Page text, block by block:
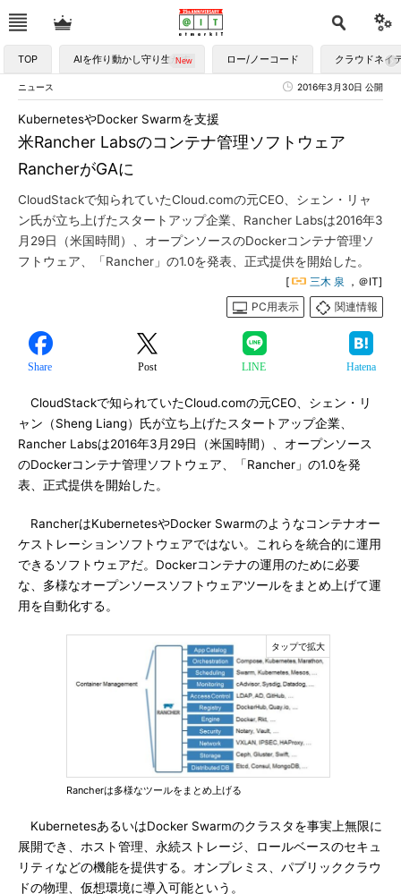
TOP AIを作り動かし守り生かす ロー/ノーコード クラウドネイ
ニュース 2016年3月30日 公開
米Rancher Labsのコンテナ管理ソフトウェア
RancherがGAに
KubernetesやDocker Swarmを支援
CloudStackで知られていたCloud.comの元CEO、シェン・リャ
ン氏が立ち上げたスタートアップ企業、Rancher Labsは2016年3
月29日（米国時間）、オープンソースのDockerコンテナ管理ソ
フトウェア、「Rancher」の1.0を発表、正式提供を開始した。
[ 三木 泉 ，＠IT]
PC用表示
関連情報
Share Post LINE Hatena
CloudStackで知られていたCloud.comの元CEO、シェン・リ
ャン（Sheng Liang）氏が立ち上げたスタートアップ企業、
Rancher Labsは2016年3月29日（米国時間）、オープンソース
のDockerコンテナ管理ソフトウェア、「Rancher」の1.0を発
表、正式提供を開始した。
RancherはKubernetesやDocker Swarmのようなコンテナオー
ケストレーションソフトウェアではない。これらを統合的に運用
できるソフトウェアだ。Dockerコンテナの運用のために必要
な、多様なオープンソースソフトウェアツールをまとめ上げて運
用を自動化する。
Rancherは多様なツールをまとめ上げる
KubernetesあるいはDocker Swarmのクラスタを事実上無限に
展開でき、ホスト管理、永続ストレージ、ロールベースのセキュ
リティなどの機能を提供する。オンプレミス、パブリッククラウ
ドの物理、仮想環境に導入可能という。